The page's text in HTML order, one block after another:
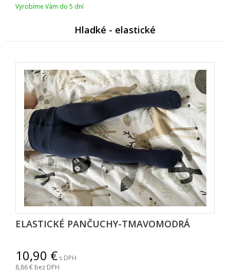
Vyrobíme Vám do 5 dní
Hladké - elastické
ELASTICKÉ PANČUCHY-TMAVOMODRÁ
10,90
s DPH
8,86 bez DPH